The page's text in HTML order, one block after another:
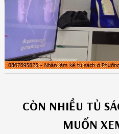
CÒN NHIỀU TỦ
MUỐN